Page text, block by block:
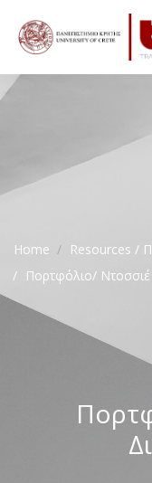
Home
Resources /
Πορτφόλιο/ Ντοσσιέ